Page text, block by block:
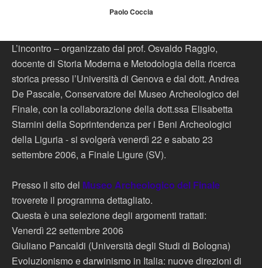
Paolo Coccia
L’incontro – organizzato dal prof. Osvaldo Raggio,
docente di Storia Moderna e Metodologia della ricerca
storica presso l’Università di Genova e dal dott. Andrea
De Pascale, Conservatore del Museo Archeologico del
Finale, con la collaborazione della dott.ssa Elisabetta
Starnini della Soprintendenza per i Beni Archeologici
della Liguria - si svolgerà venerdì 22 e sabato 23
settembre 2006, a Finale Ligure (SV).
Presso il sito del Museo Archeologico del Finale
troverete il programma dettagliato.
Questa è una selezione degli argomenti trattati:
Venerdì 22 settembre 2006
Giuliano Pancaldi (Università degli Studi di Bologna)
Evoluzionismo e darwinismo in Italia: nuove direzioni di